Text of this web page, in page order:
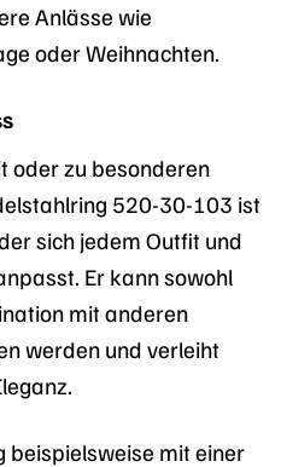
Anlässe wie
oder Weihnachten.
oder zu besonderen
520-30-103 ist
sich jedem Outfit und
Er kann sowohl
mit anderen
werden und verleiht
beispielsweise mit einer